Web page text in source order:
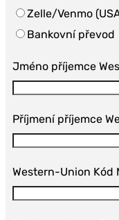
Zelle/Venmo
Bankovní převod
Jméno příjemce
Příjmení příjemce
Western-Union Kód